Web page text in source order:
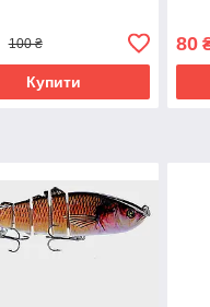
100 ₴
Купити
80